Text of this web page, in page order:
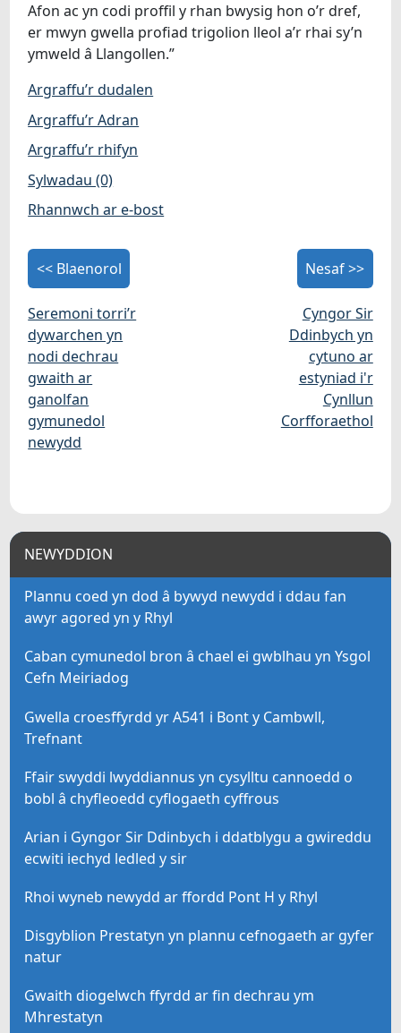
Afon ac yn codi proffil y rhan bwysig hon o’r dref,
er mwyn gwella profiad trigolion lleol a’r rhai sy’n
ymweld â Llangollen.”
Argraffu’r dudalen
Argraffu’r Adran
Argraffu’r rhifyn
Sylwadau (0)
Rhannwch ar e-bost
<< Blaenorol
Seremoni torri’r
dywarchen yn
nodi dechrau
gwaith ar
ganolfan
gymunedol
newydd
Nesaf >>
Cyngor Sir
Ddinbych yn
cytuno ar
estyniad i'r
Cynllun
Corfforaethol
NEWYDDION
Plannu coed yn dod â bywyd newydd i ddau fan
awyr agored yn y Rhyl
Caban cymunedol bron â chael ei gwblhau yn Ysgol
Cefn Meiriadog
Gwella croesffyrdd yr A541 i Bont y Cambwll,
Trefnant
Ffair swyddi lwyddiannus yn cysylltu cannoedd o
bobl â chyfleoedd cyflogaeth cyffrous
Arian i Gyngor Sir Ddinbych i ddatblygu a gwireddu
ecwiti iechyd ledled y sir
Rhoi wyneb newydd ar ffordd Pont H y Rhyl
Disgyblion Prestatyn yn plannu cefnogaeth ar gyfer
natur
Gwaith diogelwch ffyrdd ar fin dechrau ym
Mhrestatyn